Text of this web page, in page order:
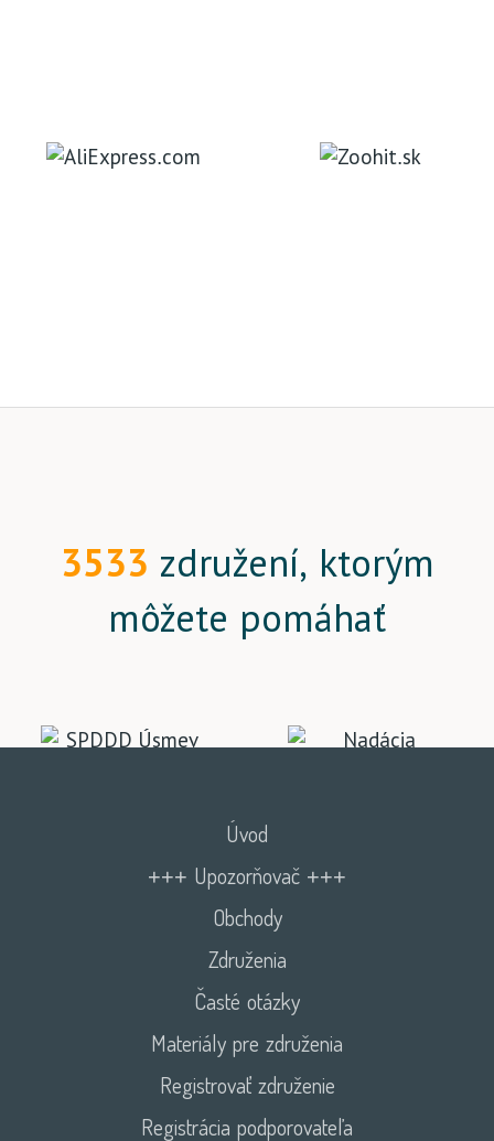
3533 združení, ktorým
môžete pomáhať
Úvod
+++ Upozorňovač +++
Obchody
Združenia
Časté otázky
Materiály pre združenia
Registrovať združenie
Registrácia podporovateľa